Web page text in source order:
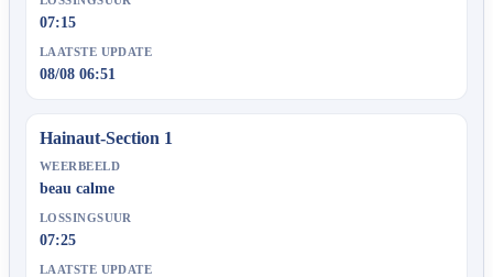
07:15
LAATSTE UPDATE
08/08 06:51
Hainaut-Section 1
WEERBEELD
beau calme
LOSSINGSUUR
07:25
LAATSTE UPDATE